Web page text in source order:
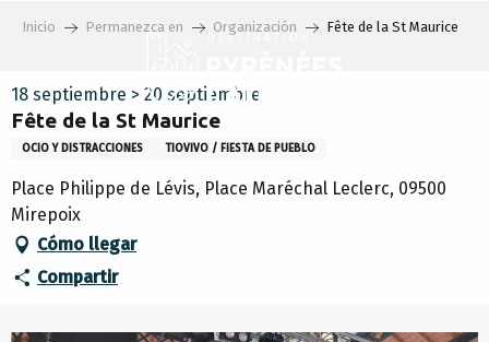
principal
Inicio Permanezca en Organización Fête de la St Maurice
18 septiembre > 20 septiembre
Fête de la St Maurice
OCIO Y DISTRACCIONES TIOVIVO / FIESTA DE PUEBLO
Place Philippe de Lévis, Place Maréchal Leclerc, 09500
Mirepoix
Cómo llegar
Compartir